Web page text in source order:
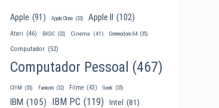
Apple (91) Apple Clone (33) Apple II (102)
Atari (46) BASIC (32) Cinema (41) Commodore 64 (35)
Computador (52)
Computador Pessoal (467)
CP/M (35) Famicom (32) Filme (43) Geek (35)
IBM (105) IBM PC (119) Intel (81)